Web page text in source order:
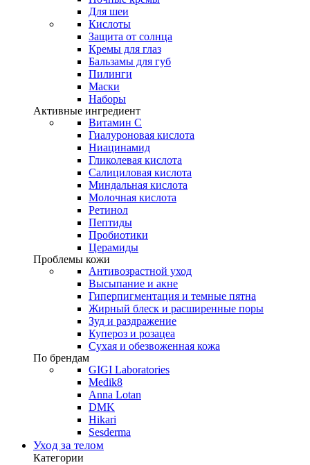
Для шеи
Кислоты
Защита от солнца
Кремы для глаз
Бальзамы для губ
Пилинги
Маски
Наборы
Активные ингредиент
Витамин С
Гиалуроновая кислота
Ниацинамид
Гликолевая кислота
Салициловая кислота
Миндальная кислота
Молочная кислота
Ретинол
Пептиды
Пробиотики
Церамиды
Проблемы кожи
Антивозрастной уход
Высыпание и акне
Гиперпигментация и темные пятна
Жирный блеск и расширенные поры
Зуд и раздражение
Купероз и розацеа
Сухая и обезвоженная кожа
По брендам
GIGI Laboratories
Medik8
Anna Lotan
DMK
Hikari
Sesderma
Уход за телом
Категории